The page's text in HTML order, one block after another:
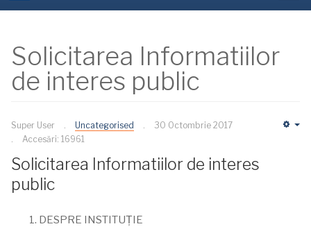
Solicitarea Informatiilor
de interes public
Super User Uncategorised
30 Octombrie 2017
Accesări: 16961
Solicitarea Informatiilor de interes
public
DESPRE INSTITUȚIE